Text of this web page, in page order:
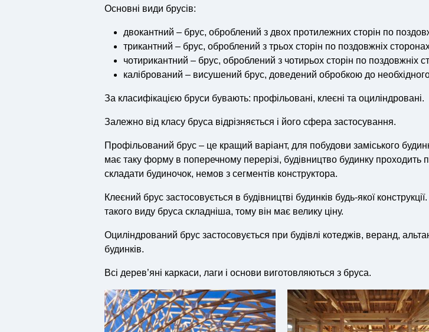
Основні види брусів:
двокантний – брус, оброблений з двох протилежних сторін по
трикантний – брус, оброблений з трьох сторін по поздовжніх
чотирикантний – брус, оброблений з чотирьох сторін по поздовжніх
калібрований – висушений брус, доведений обробкою до необхідного
За класифікацією бруси бувають: профільовані, клеєні та оциліндровані.
Залежно від класу бруса відрізняється і його сфера застосування.
Профільований брус – це кращий варіант, для побудови заміського
має таку форму в поперечному перерізі, будівництво будинку проходить
складати будиночок, немов з сегментів конструктора.
Клеєний брус застосовується в будівництві будинків будь-якої конструкції.
такого виду бруса складніша, тому він має велику ціну.
Оциліндрований брус застосовується при будівлі котеджів, веранд,
будинків.
Всі дерев’яні каркаси, лаги і основи виготовляються з бруса.